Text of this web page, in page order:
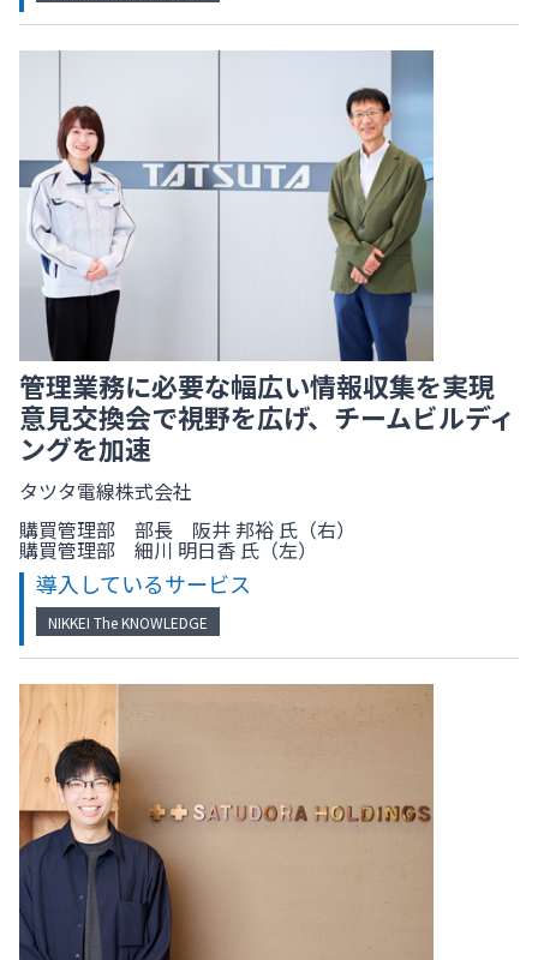
管理業務に必要な幅広い情報収集を実現
意見交換会で視野を広げ、チームビルディ
ングを加速
タツタ電線株式会社
購買管理部 部長 阪井 邦裕 氏（右）
購買管理部 細川 明日香 氏（左）
導入しているサービス
NIKKEI The KNOWLEDGE